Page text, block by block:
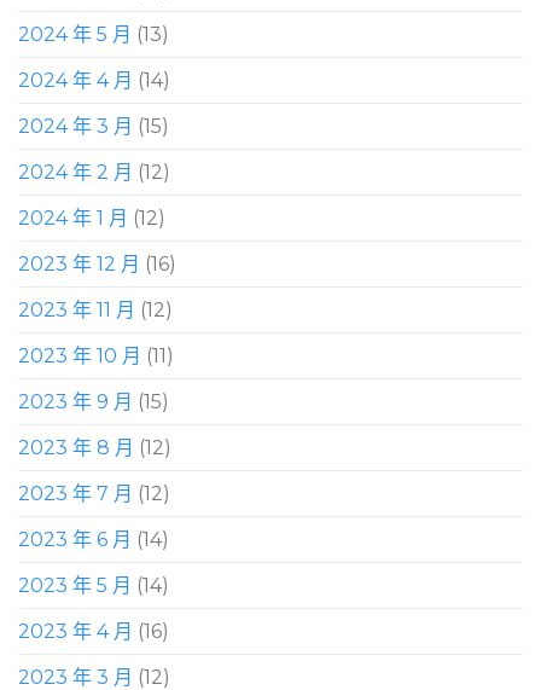
2024 年 5 月 (13)
2024 年 4 月 (14)
2024 年 3 月 (15)
2024 年 2 月 (12)
2024 年 1 月 (12)
2023 年 12 月 (16)
2023 年 11 月 (12)
2023 年 10 月 (11)
2023 年 9 月 (15)
2023 年 8 月 (12)
2023 年 7 月 (12)
2023 年 6 月 (14)
2023 年 5 月 (14)
2023 年 4 月 (16)
2023 年 3 月 (12)